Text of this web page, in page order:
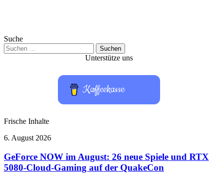
Suche
Suchen
nach:
Unterstütze uns
Kaffeekasse
Frische Inhalte
GeForce
im
August:
26
6. August 2026
GeForce NOW im August: 26 neue Spiele und RTX
5080-Cloud-Gaming auf der QuakeCon